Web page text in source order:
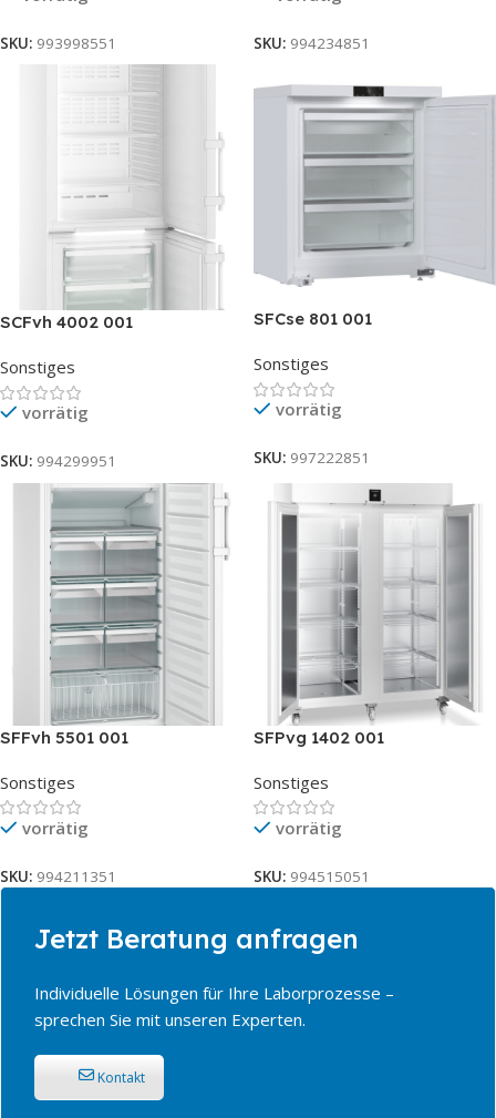
SKU: 993998551 SKU: 994234851
SCFvh 4002 001
Sonstiges
vorrätig
SKU: 994299951
SFCse 801 001
Sonstiges
vorrätig
SKU: 997222851
SFFvh 5501 001
Sonstiges
vorrätig
SKU: 994211351
SFPvg 1402 001
Sonstiges
vorrätig
SKU: 994515051
Jetzt Beratung anfragen
Individuelle Lösungen für Ihre Laborprozesse –
sprechen Sie mit unseren Experten.
Kontakt